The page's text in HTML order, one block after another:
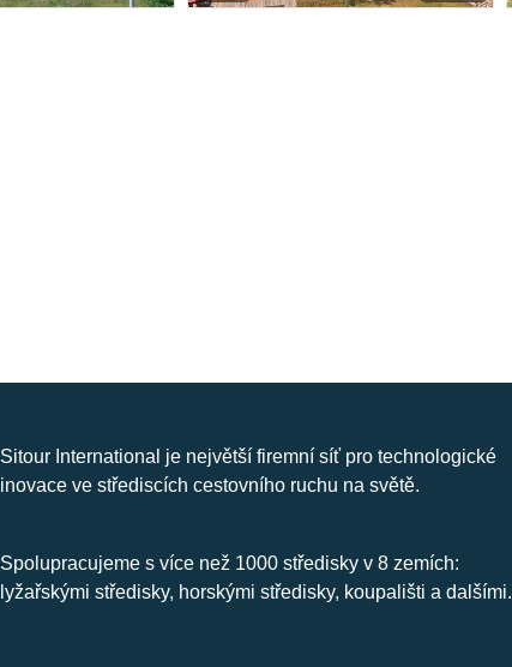
Sitour International je největší firemní síť pro technologické
inovace ve střediscích cestovního ruchu na světě.
Spolupracujeme s více než 1000 středisky v 8 zemích:
lyžařskými středisky, horskými středisky, koupališti a dalšími.